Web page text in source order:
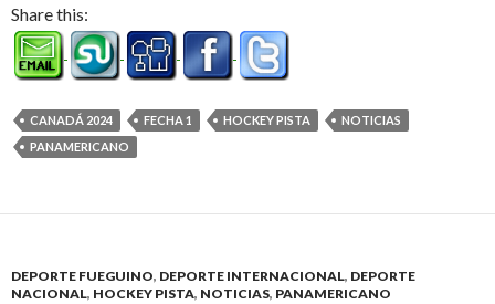
Share this:
CANADÁ 2024 FECHA 1 HOCKEY PISTA
NOTICIAS
PANAMERICANO
DEPORTE FUEGUINO, DEPORTE INTERNACIONAL, DEPORTE
NACIONAL, HOCKEY PISTA, NOTICIAS, PANAMERICANO